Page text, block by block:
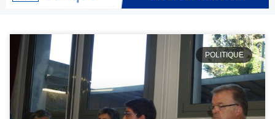
POLITIQUE